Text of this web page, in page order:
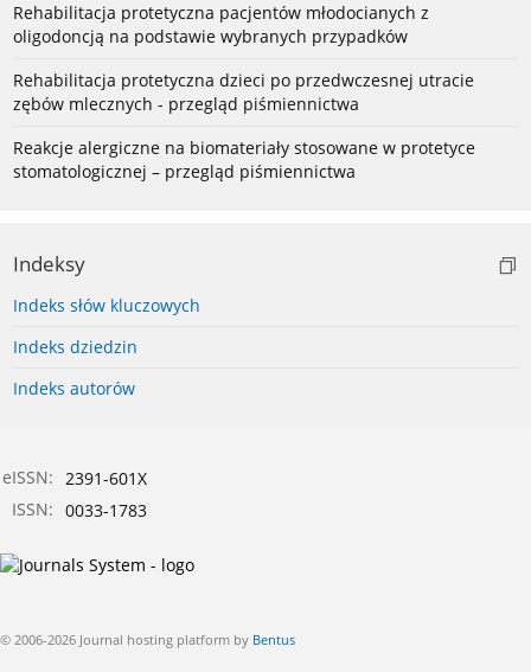
Rehabilitacja protetyczna pacjentów młodocianych z
oligodoncją na podstawie wybranych przypadków
Rehabilitacja protetyczna dzieci po przedwczesnej utracie
zębów mlecznych - przegląd piśmiennictwa
Reakcje alergiczne na biomateriały stosowane w protetyce
stomatologicznej – przegląd piśmiennictwa
Indeksy
Indeks słów kluczowych
Indeks dziedzin
Indeks autorów
eISSN: 2391-601X
ISSN: 0033-1783
© 2006-2026 Journal hosting platform by Bentus